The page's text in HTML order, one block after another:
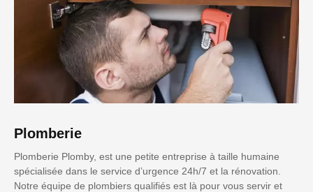
Plomberie
Plomberie Plomby, est une petite entreprise à taille humaine
spécialisée dans le service d’urgence 24h/7 et la rénovation.
Notre équipe de plombiers qualifiés est là pour vous servir et